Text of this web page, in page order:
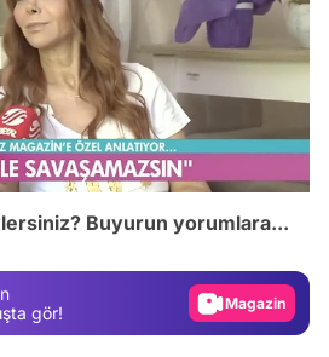
Buyurun yorumlara...
gör!
Video
Test
Gündem
Video